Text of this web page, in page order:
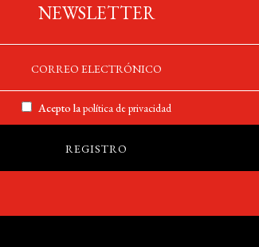
NEWSLETTER
Acepto lapolítica de privacidad